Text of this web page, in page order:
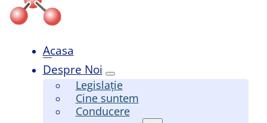
Acasa
Despre Noi
Legislație
Cine suntem
Conducere